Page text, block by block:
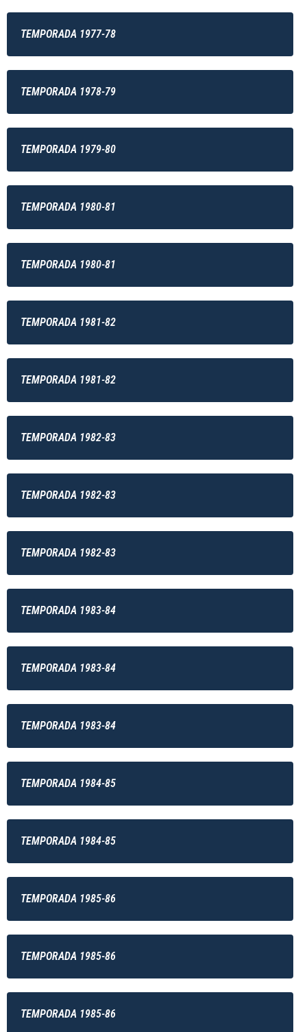
TEMPORADA 1977-78
TEMPORADA 1978-79
TEMPORADA 1979-80
TEMPORADA 1980-81
TEMPORADA 1980-81
TEMPORADA 1981-82
TEMPORADA 1981-82
TEMPORADA 1982-83
TEMPORADA 1982-83
TEMPORADA 1982-83
TEMPORADA 1983-84
TEMPORADA 1983-84
TEMPORADA 1983-84
TEMPORADA 1984-85
TEMPORADA 1984-85
TEMPORADA 1985-86
TEMPORADA 1985-86
TEMPORADA 1985-86